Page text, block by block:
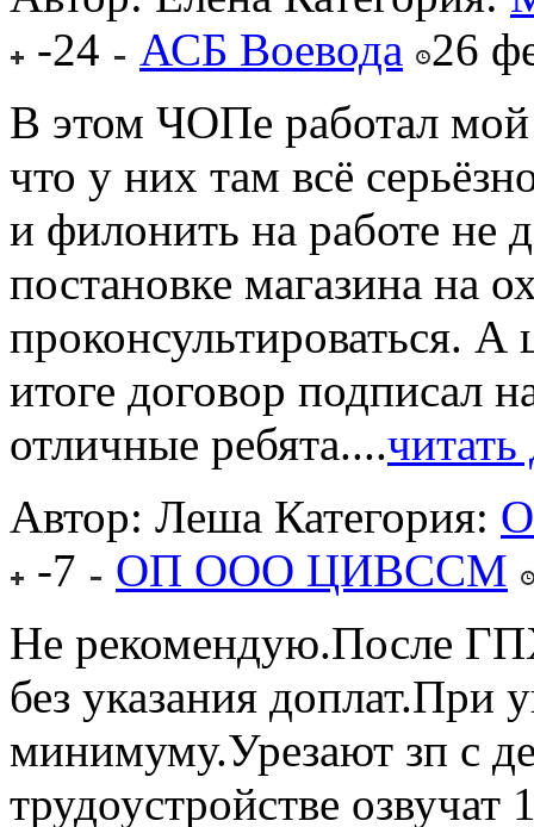
-24
АСБ Воевода
26
В этом ЧОПе работал мой
что у них там всё
и филонить на работе
постановке магазина на
проконсультироваться.
итоге договор подписал
отличные ребята....
Автор: Леша Категория:
-7
ОП ООО ЦИВССМ
Не рекомендую.После
без указания доплат.При
минимуму.Урезают зп с
трудоустройстве